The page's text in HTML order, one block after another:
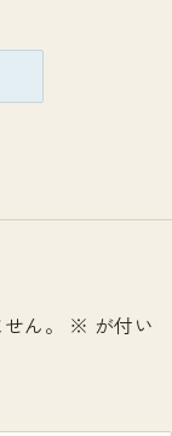
ん。 ※ が付い